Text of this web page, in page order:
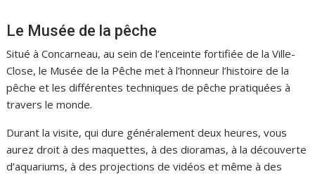
Le Musée de la pêche
Situé à Concarneau, au sein de l’enceinte fortifiée de la Ville-
Close, le Musée de la Pêche met à l’honneur l’histoire de la
pêche et les différentes techniques de pêche pratiquées à
travers le monde.
Durant la visite, qui dure généralement deux heures, vous
aurez droit à des maquettes, à des dioramas, à la découverte
d’aquariums, à des projections de vidéos et même à des